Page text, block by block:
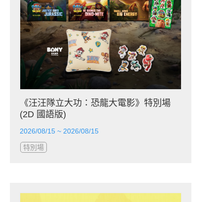
《汪汪隊立大功：恐龍大電影》特別場
(2D 國語版)
2026/08/15 ~ 2026/08/15
特別場